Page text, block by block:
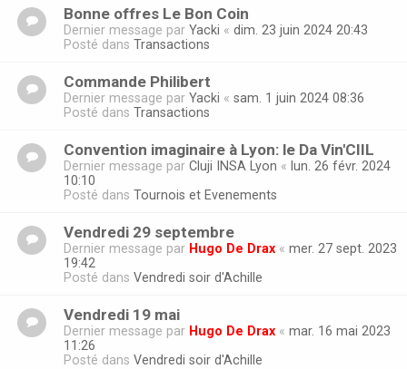
Bonne offres Le Bon Coin
Dernier message par Yacki « dim. 23 juin 2024 20:43
Posté dans Transactions
Commande Philibert
Dernier message par Yacki « sam. 1 juin 2024 08:36
Posté dans Transactions
Convention imaginaire à Lyon: le Da Vin'CIIL
Dernier message par Cluji INSA Lyon « lun. 26 févr. 2024
10:10
Posté dans Tournois et Evenements
Vendredi 29 septembre
Dernier message par Hugo De Drax « mer. 27 sept. 2023
19:42
Posté dans Vendredi soir d'Achille
Vendredi 19 mai
Dernier message par Hugo De Drax « mar. 16 mai 2023
11:26
Posté dans Vendredi soir d'Achille